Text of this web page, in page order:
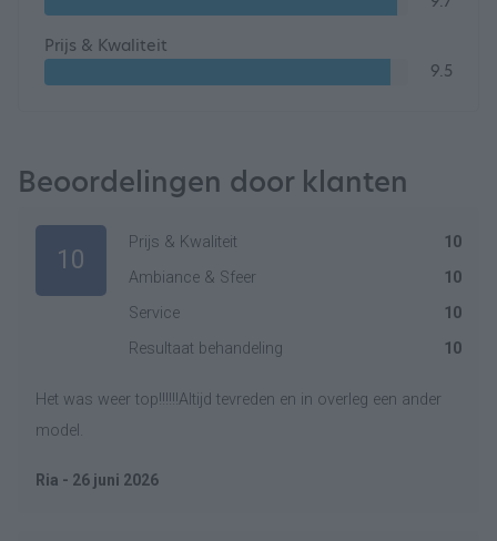
Prijs & Kwaliteit
9.5
Beoordelingen door klanten
10
Prijs & Kwaliteit
10
Ambiance & Sfeer
10
Service
10
Resultaat behandeling
10
Het was weer top!!!!!!Altijd tevreden en in overleg een ander
model.
Ria - 26 juni 2026